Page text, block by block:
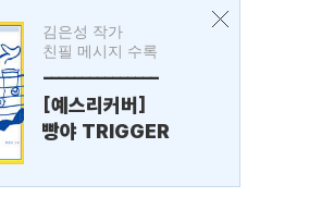
김은성 작가
친필 메시지 수록
---------------
[예스리커버]
빵야 TRIGGER